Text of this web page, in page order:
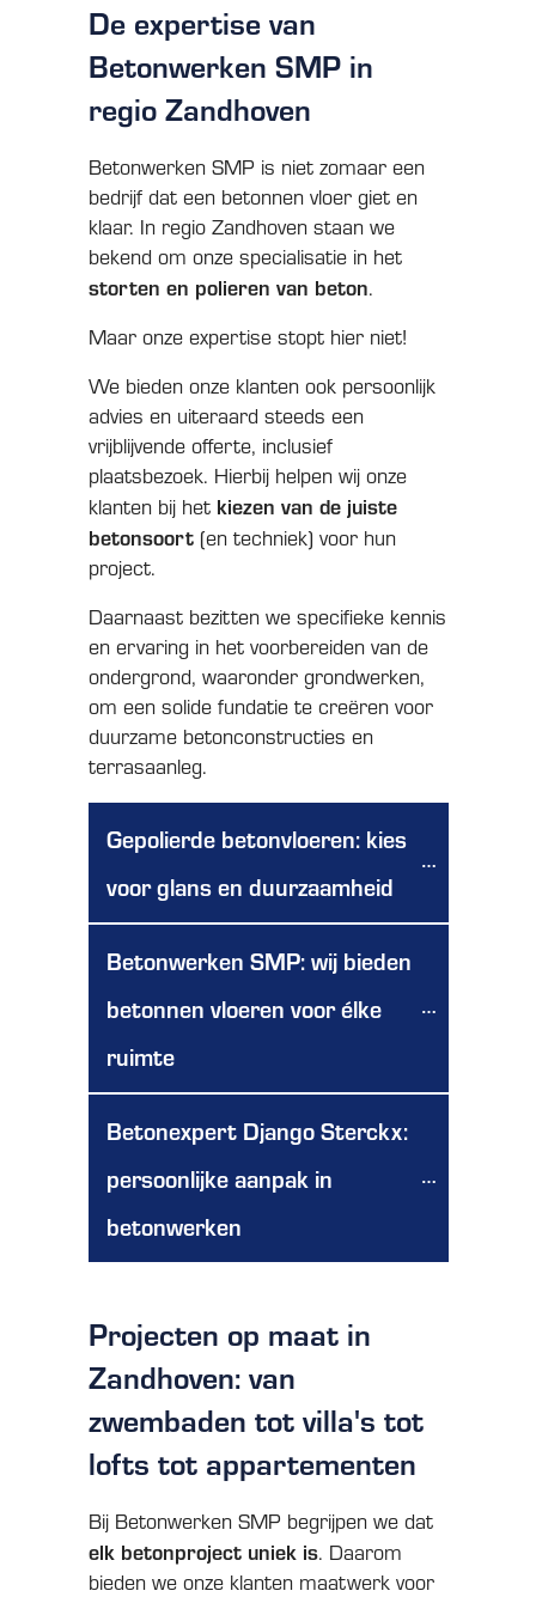
De expertise van
Betonwerken SMP in
regio Zandhoven
Betonwerken SMP is niet zomaar een
bedrijf dat een betonnen vloer giet en
klaar. In regio Zandhoven staan we
bekend om onze specialisatie in het
storten en polieren van beton.
Maar onze expertise stopt hier niet!
We bieden onze klanten ook persoonlijk
advies en uiteraard steeds een
vrijblijvende offerte, inclusief
plaatsbezoek. Hierbij helpen wij onze
klanten bij het kiezen van de juiste
betonsoort(en techniek) voor hun
project.
Daarnaast bezitten we specifieke kennis
en ervaring in het voorbereiden van de
ondergrond, waaronder grondwerken,
om een solide fundatie te creëren voor
duurzame betonconstructies en
terrasaanleg.
Gepolierde betonvloeren: kies
voor glans en duurzaamheid
Betonwerken SMP: wij bieden
betonnen vloeren voor élke
ruimte
Betonexpert Django Sterckx:
persoonlijke aanpak in
betonwerken
Projecten op maat in
Zandhoven: van
zwembaden tot villa's tot
lofts tot appartementen
Bij Betonwerken SMP begrijpen we dat
elk betonproject uniek is. Daarom
bieden we onze klanten maatwerk voor